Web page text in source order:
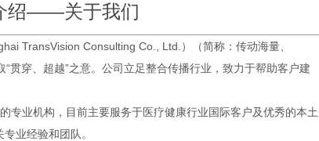
绍——关于我们
TransVision Consulting Co., Ltd.）（简称：传动海量、
“贯穿、超越”之意。公司立足整合传播行业，致力于帮助客户建
专业机构，目前主要服务于医疗健康行业国际客户及优秀的本土
业经验和团队。